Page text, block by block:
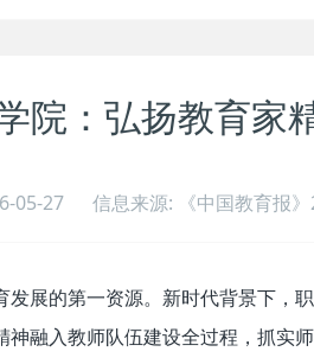
院：弘扬教育家
05-27 信息来源: 《中国教育报
展的第一资源。新时代背景下，
融入教师队伍建设全过程，抓实